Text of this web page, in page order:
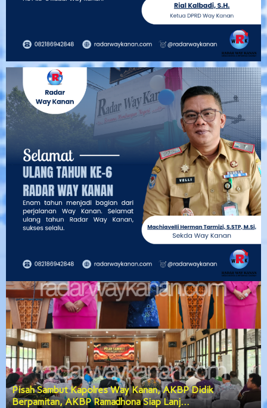
Pisah Sambut Kapolres Way Kanan, AKBP Didik
Berpamitan, AKBP Ramadhona Siap Lanj…